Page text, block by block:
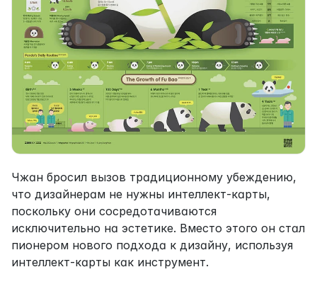
Чжан бросил вызов традиционному убеждению,
что дизайнерам не нужны интеллект-карты,
поскольку они сосредотачиваются
исключительно на эстетике. Вместо этого он стал
пионером нового подхода к дизайну, используя
интеллект-карты как инструмент.